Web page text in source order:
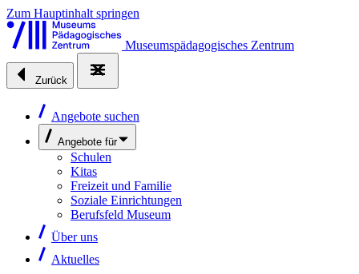
Zum Hauptinhalt springen
Museumspädagogisches Zentrum
Zurück
Angebote suchen
Angebote für
Schulen
Kitas
Freizeit und Familie
Soziale Einrichtungen
Berufsfeld Museum
Über uns
Aktuelles